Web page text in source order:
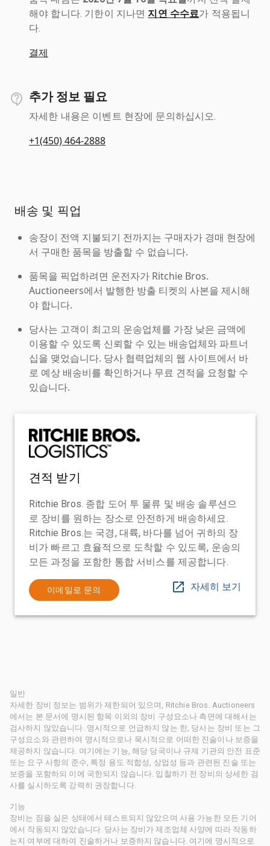
해야 합니다. 기한이 지나면 지연 수수료가 적용됩니
다.
결제
추가 정보 필요
자세한 내용은 이벤트 현장에 문의하십시오.
+1(450) 464-2888
배송 및 픽업
송장이 전액 지불되기 전까지는 구매자가 경매 현장에
서 구매한 품목을 방출할 수 없습니다.
품목을 픽업하려면 운전자가 Ritchie Bros.
Auctioneers에서 발행한 방출 티켓의 사본을 제시해
야 합니다.
당사는 고객이 최고의 운송업체를 가장 낮은 금액에
이용할 수 있도록 신뢰할 수 있는 배송업체와 파트너
십을 맺었습니다. 당사 협력업체의 웹 사이트에서 바
로 예상 배송비를 확인하거나 무료 견적을 요청할 수
있습니다.
견적 받기
Ritchie Bros. 종합 도어 투 물류 및 배송 솔루션으
로 장비를 원하는 장소로 안전하게 배송하세요.
Ritchie Bros.는 국경, 대륙, 바다를 넘어 귀하의 장
비가 빠르고 효율적으로 도착할 수 있도록, 운송의
모든 과정을 포함한 통합 서비스를 제공합니다.
이메일로 문의 자세히 보기
일반
자세한 장비 정보는 범위가 제한되어 있으며, Ritchie Bros. Auctioneers
에서는 본 문서에 명시된 항목 이외의 장비 구성요소나 측면에 대해서는
검사하지 않았습니다. 명시적으로 언급하지 않는 한, 당사는 장비 또는 그
구성요소와 관련하여 명시적으로나 묵시적으로 어떠한 진술이나 보증을
제공하지 않습니다. 여기에는 기능, 해당 당국이나 규제 기관의 안전 표준
또는 요구 사항의 준수, 특정 용도 적합성, 상업성 등과 관련된 진술 또는
보증을 포함하되 이에 국한되지 않습니다. 입찰하기 전 장비의 상세한 검
사를 실시하도록 강력히 권장합니다.
기능
장비는 짐을 실은 상태에서 테스트되지 않았으며 사용 가능한 모든 기어
에서 작동되지 않았습니다. 당사는 장비가 제조업체 사양에 따라 작동하
는지 여부에 대하여 진술하거나 보증하지 않습니다. 여기에 명시적으로